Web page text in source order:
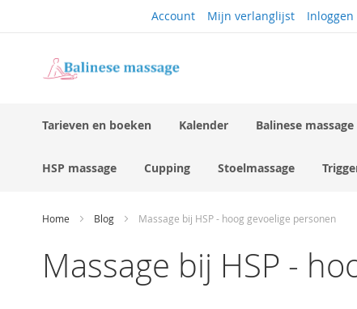
Account Mijn verlanglijst Inloggen
inhoud
Tarieven en boeken Kalender Balinese massage
HSP massage Cupping Stoelmassage
Home Blog Massage bij HSP - hoog gevoelige personen
Massage bij HSP -